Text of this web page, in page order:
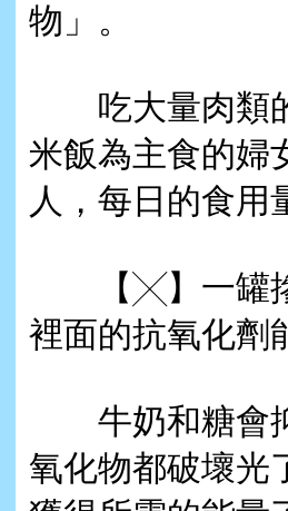
物」。
吃大量肉類的
米飯為主食的婦
人，每日的食用
【╳】一罐摻
裡面的抗氧化劑
牛奶和糖會抑
氧化物都破壞光